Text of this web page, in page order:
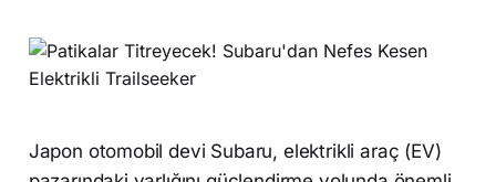
Japon otomobil devi Subaru, elektrikli araç (EV)